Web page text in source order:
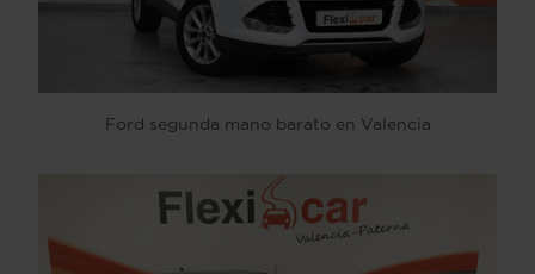
Ford segunda mano barato en Valencia